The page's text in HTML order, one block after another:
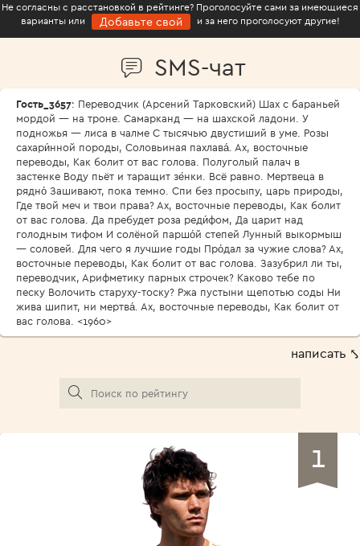
Не согласны с расстановкой в рейтинге? Проголосуйте сами за имеющиеся
варианты или
Добавьте свой и за него проголосуют другие!
SMS-чат
Гость_3657: Переводчик (Арсений Тарковский) Шах с бараньей
мордой — на троне. Самарканд — на шахской ладони. У
подножья — лиса в чалме С тысячью двустиший в уме. Розы
сахари́нной породы, Соловьиная пахлава́. Ах, восточные
переводы, Как болит от вас голова. Полуголый палач в
застенке Воду пьёт и таращит зе́нки. Всё равно. Мертвеца в
рядно́ Зашивают, пока темно. Спи без просыпу, царь природы,
Где твой меч и твои права? Ах, восточные переводы, Как болит
от вас голова. Да пребудет роза реди́фом, Да царит над
голодным тифом И солёной паршо́й степей Лунный выкормыш
— соловей. Для чего я лучшие годы Про́дал за чужие слова? Ах,
восточные переводы, Как болит от вас голова. Зазубрил ли ты,
переводчик, Арифметику парных строчек? Каково тебе по
песку Волочить старуху-тоску? Ржа пустыни щепотью соды Ни
жива шипит, ни мертва́. Ах, восточные переводы, Как болит от
вас голова. <1960>
написать ⤣
1